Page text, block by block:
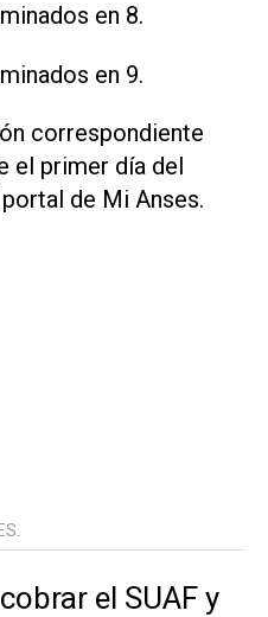
en 8.
en 9.
correspondiente
el primer día del
de Mi Anses.
el SUAF y